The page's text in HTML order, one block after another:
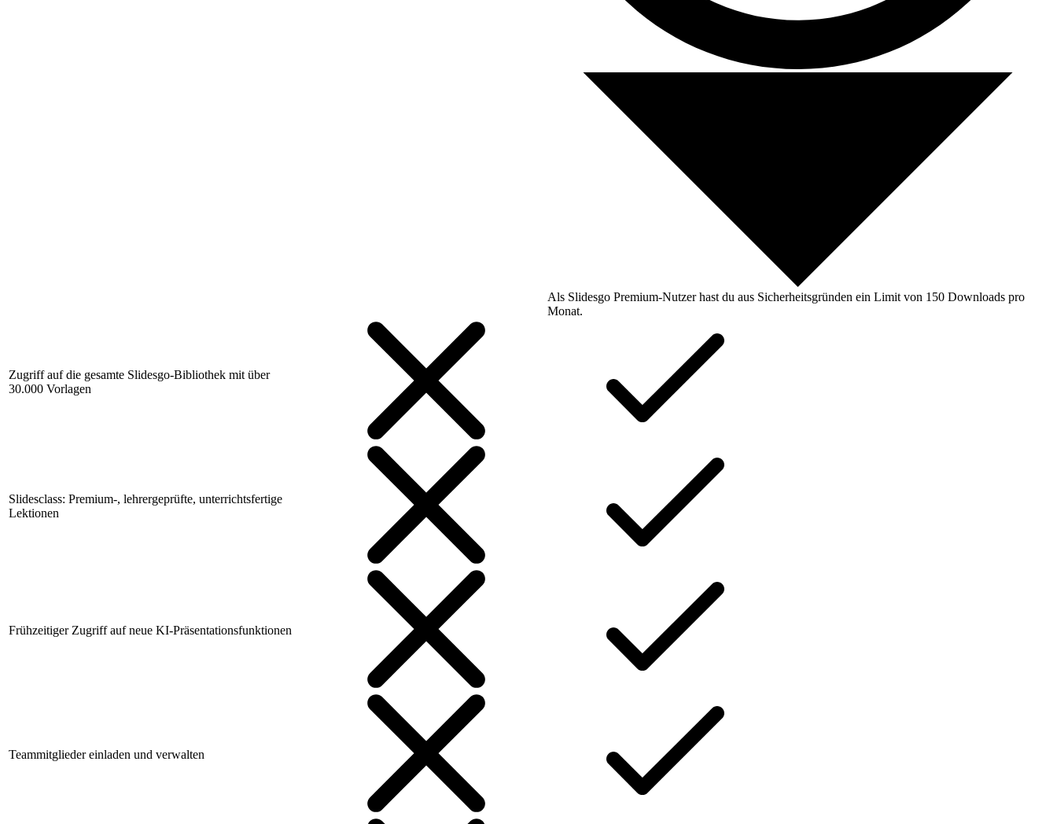
Als Slidesgo Premium-Nutzer hast du aus Sicherheitsgründen ein Limit von 150 Downloads pro
Monat.
Zugriff auf die gesamte Slidesgo-Bibliothek mit über
30.000 Vorlagen
Slidesclass: Premium-, lehrergeprüfte, unterrichtsfertige
Lektionen
Frühzeitiger Zugriff auf neue KI-Präsentationsfunktionen
Teammitglieder einladen und verwalten